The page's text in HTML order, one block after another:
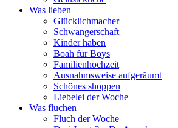
Was lieben
Glücklichmacher
Schwangerschaft
Kinder haben
Boah für Boys
Familienhochzeit
Ausnahmsweise aufgeräumt
Schönes shoppen
Liebelei der Woche
Was fluchen
Fluch der Woche